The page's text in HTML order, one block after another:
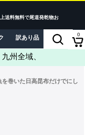
送料無料で尾道発乾物お
訳あり品 当店につい
0
州全域、
巻いた日高昆布だけでにし